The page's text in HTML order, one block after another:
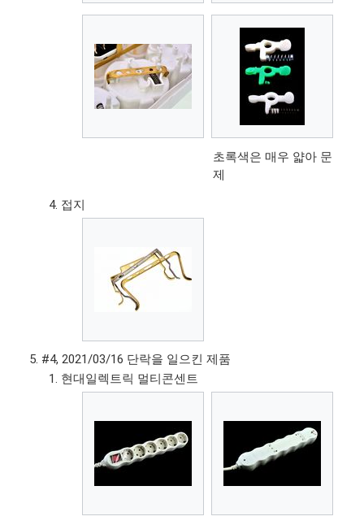
초록색은 매우 얇아 문
제
접지
#4, 2021/03/16 단락을 일으킨 제품
현대일렉트릭 멀티콘센트